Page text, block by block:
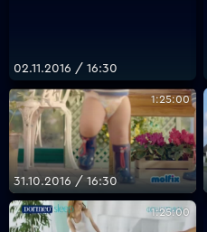
02.11.2016 / 16:30
1:25:00
31.10.2016 / 16:30
1:25:00